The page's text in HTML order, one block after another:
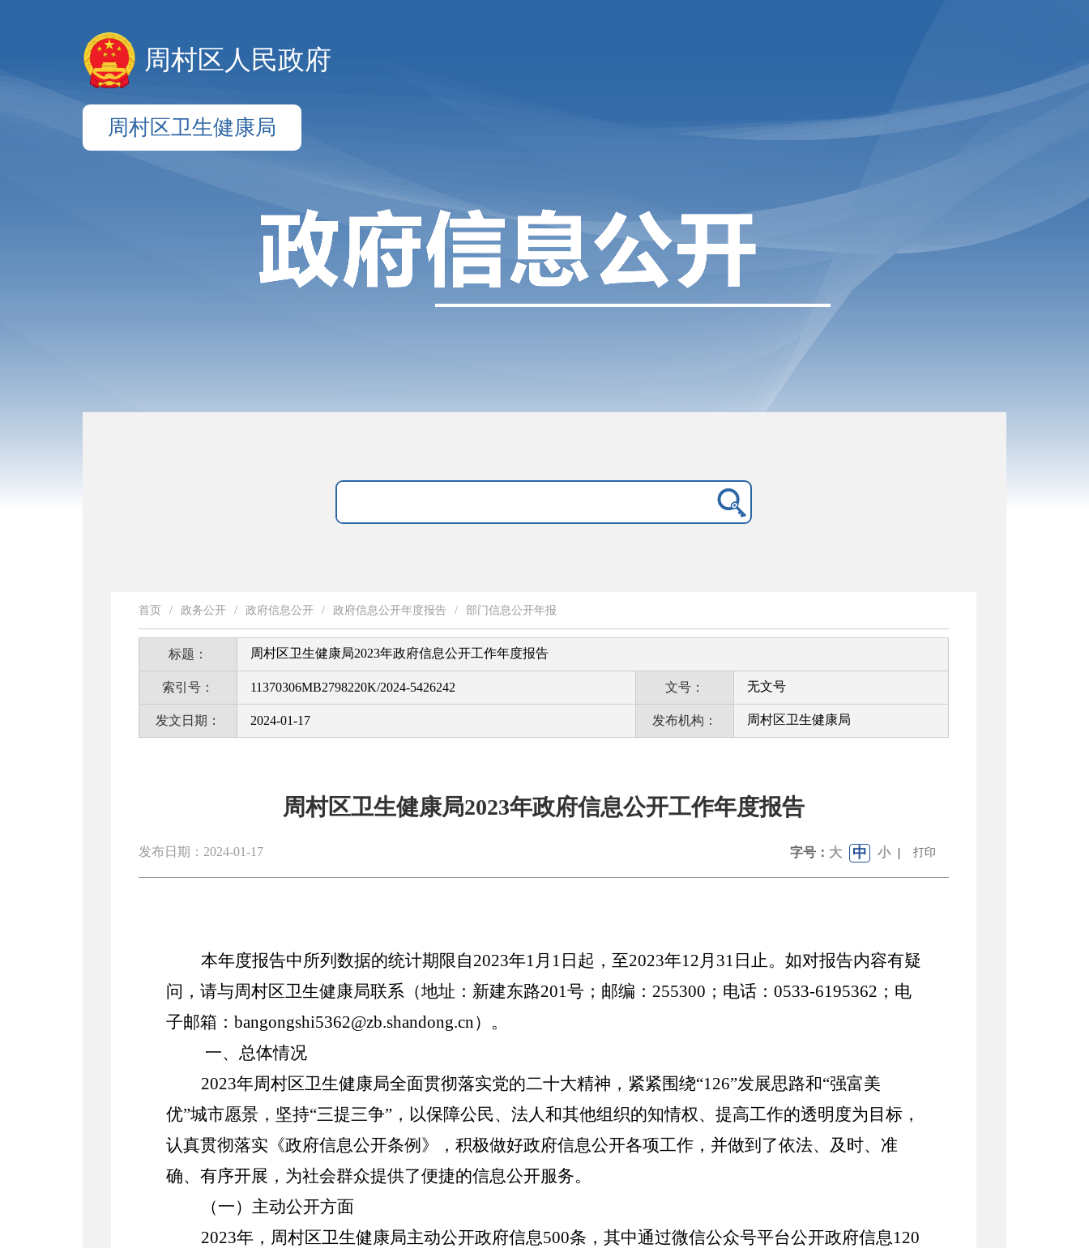
周村区人民政府
周村区卫生健康局
首页 / 政务公开 / 政府信息公开 / 政府信息公开年度报告 / 部门信息公开年报
标题： 周村区卫生健康局2023年政府信息公开工作年度报告
索引号： 11370306MB2798220K/2024-5426242 文号： 无文号
发文日期： 2024-01-17 发布机构： 周村区卫生健康局
周村区卫生健康局2023年政府信息公开工作年度报告
发布日期：2024-01-17 字号： 大 中 小 | 打印
本年度报告中所列数据的统计期限自2023年1月 1 日起， 至2023年12月 31 日止。如对报告内容有疑
问，请与周村区卫生健康局联系（地址： 新建东路201号 ；邮编： 255300 ； 电话： 0533-6195362 ；电
子邮箱： bangongshi5362@zb.shandong.cn）。
一、总体情况
2023年周村区卫生健康局全面贯彻落实党的二十大精神， 紧紧围绕“126”发展思路和“强富美
优”城市愿景， 坚持“三提三争” ， 以保障公民、法人和其他组织的知情权、提高工作的透明度为目标，
认真贯彻落实《政府信息公开条例》，积极做好政府信息公开各项工作，并做到了依法、及时、准
确、有序开展，为社会群众提供了便捷的信息公开服务。
（一）主动公开方面
2023年，周村区卫生健康局主动公开政府信息500条，其中通过微信公众号平台公开政府信息120